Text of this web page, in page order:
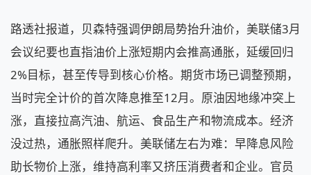
路透社报道，贝森特强调伊朗局势抬升油价，美联储3月
会议纪要也直指油价上涨短期内会推高通胀，延缓回归
2%目标，甚至传导到核心价格。期货市场已调整预期，
当时完全计价的首次降息推至12月。原油因地缘冲突上
涨，直接拉高汽油、航运、食品生产和物流成本。经济
没过热，通胀照样爬升。美联储左右为难：早降息风险
助长物价上涨，维持高利率又挤压消费者和企业。官员